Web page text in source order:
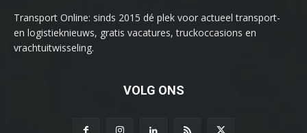
Transport Online: sinds 2015 dé plek voor actueel transport-
en logistieknieuws, gratis vacatures, truckoccasions en
vrachtuitwisseling.
VOLG ONS